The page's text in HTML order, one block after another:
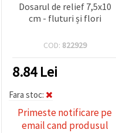
Dosarul de relief 7,5x10
cm - fluturi și flori
COD: 822929
8.84Lei
Fara stoc:
Primeste notificare pe
email cand produsul